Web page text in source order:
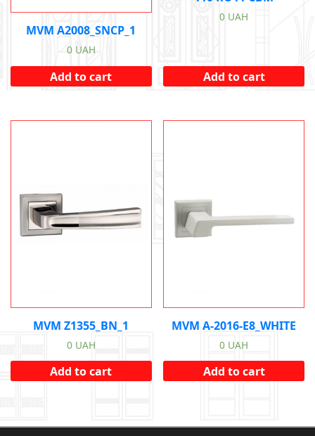
MVM A2008_SNCP_1
0 UAH
Add to cart
0 UAH
Add to cart
MVM Z1355_BN_1
0 UAH
Add to cart
MVM A-2016-E8_WHITE
0 UAH
Add to cart